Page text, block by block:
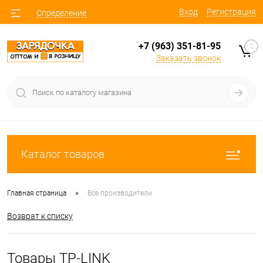
Вход Регистрация
Определение
+7 (963) 351-81-95
Заказать звонок
0
Каталог товаров
Главная страница • Все производители
Возврат к списку
Товары TP-LINK